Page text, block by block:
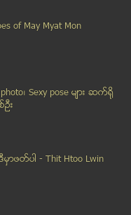
ရး ဆႏၵေဖာ္ထုတ္မည္
ြ က်ပ္သိန္...
အစားထိုး ထားတယ္ ...
င္သူ
ပင့္ကူ (vi...
ေဖာ္ေပးရန္ စ...
ာင္းက်ိဳးျပဳႏိုင္သလဲ
တဲ့ ကိုယ္ဝန္သည္ ...
းလဲေပး
of May Myat Mon
၊ Sexy pose မ်ား ဆက္ရို
း
ဖတ္ပါ - Thit Htoo Lwin